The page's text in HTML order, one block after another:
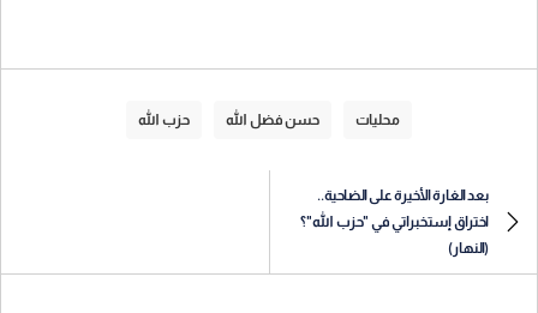
محليات حسن فضل الله حزب الله
بعد الغارة الأخيرة على الضاحية..
اختراق إستخبراتي في "حزب الله"؟
(النهار)